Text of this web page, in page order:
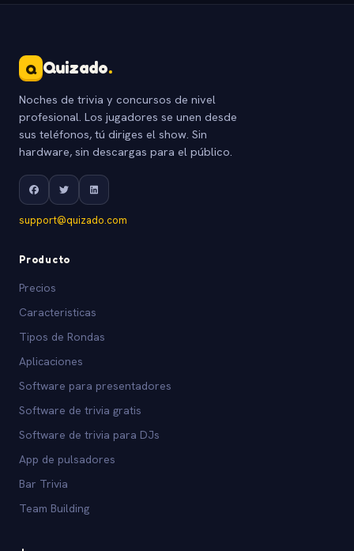
Q Quizado.
Noches de trivia y concursos de nivel
profesional. Los jugadores se unen desde
sus teléfonos, tú diriges el show. Sin
hardware, sin descargas para el público.
support@quizado.com
Producto
Precios
Caracteristicas
Tipos de Rondas
Aplicaciones
Software para presentadores
Software de trivia gratis
Software de trivia para DJs
App de pulsadores
Bar Trivia
Team Building